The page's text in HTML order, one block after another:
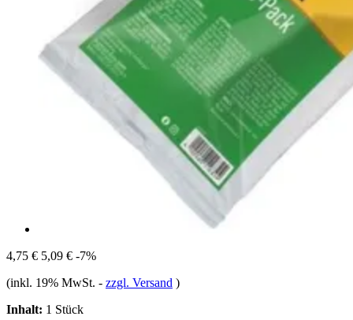
4,75 € 5,09 € -7%
(inkl. 19% MwSt. - zzgl. Versand )
Inhalt: 1 Stück